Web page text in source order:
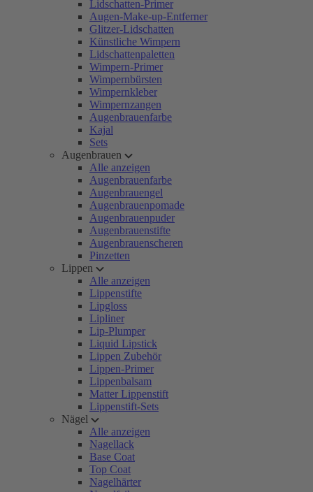
Lidschatten-Primer
Augen-Make-up-Entferner
Glitzer-Lidschatten
Künstliche Wimpern
Lidschattenpaletten
Wimpern-Primer
Wimpernbürsten
Wimpernkleber
Wimpernzangen
Augenbrauenfarbe
Kajal
Sets
Augenbrauen
Alle anzeigen
Augenbrauenfarbe
Augenbrauengel
Augenbrauenpomade
Augenbrauenpuder
Augenbrauenstifte
Augenbrauenscheren
Pinzetten
Lippen
Alle anzeigen
Lippenstifte
Lipgloss
Lipliner
Lip-Plumper
Liquid Lipstick
Lippen Zubehör
Lippen-Primer
Lippenbalsam
Matter Lippenstift
Lippenstift-Sets
Nägel
Alle anzeigen
Nagellack
Base Coat
Top Coat
Nagelhärter